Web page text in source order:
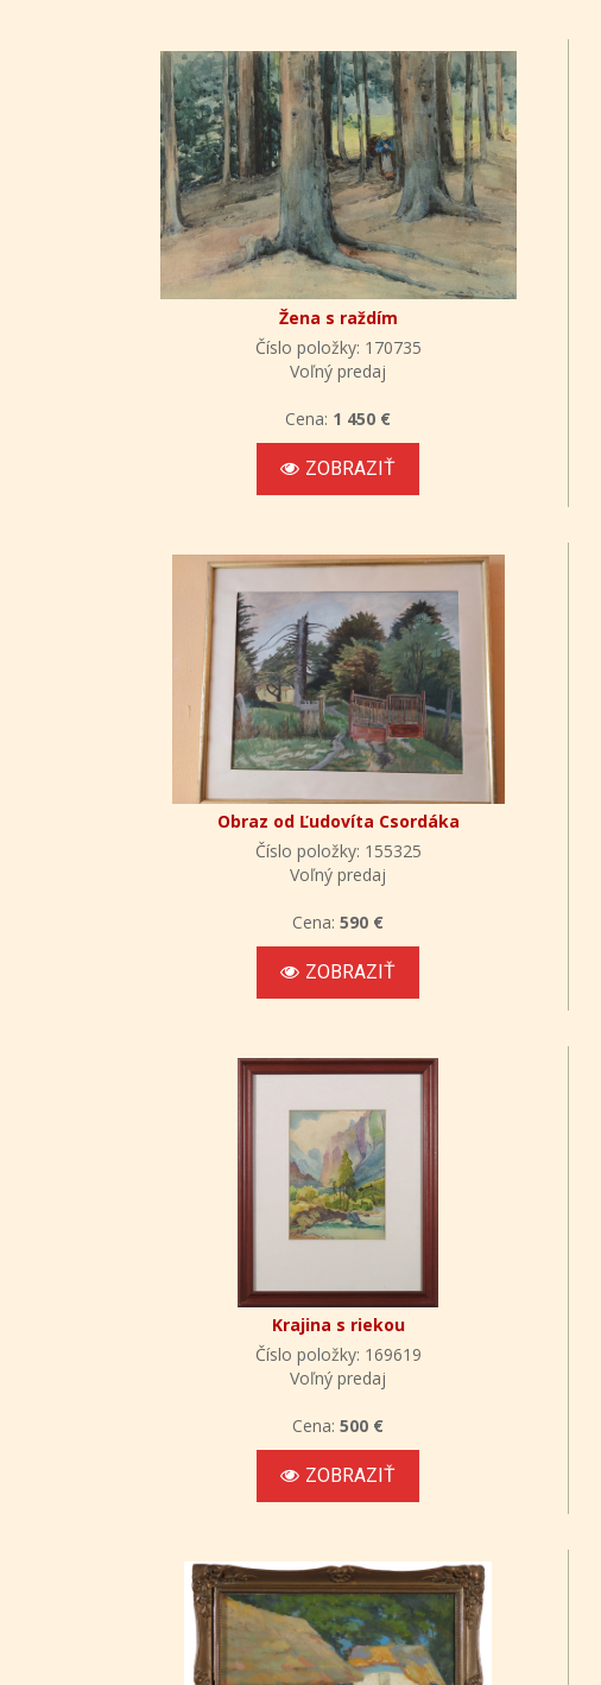
Žena s raždím
Číslo položky: 170735
Voľný predaj
Cena: 1 450 €
ZOBRAZIŤ
Obraz od Ľudovíta Csordáka
Číslo položky: 155325
Voľný predaj
Cena:590 €
ZOBRAZIŤ
Krajina s riekou
Číslo položky: 169619
Voľný predaj
Cena:500 €
ZOBRAZIŤ